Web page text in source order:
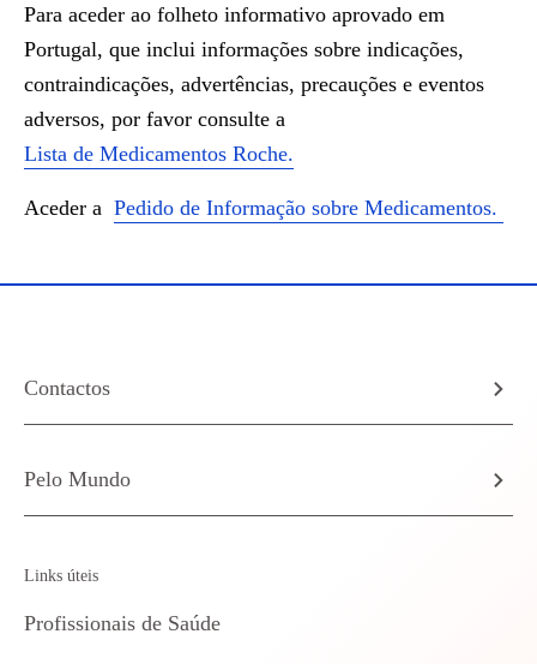
Para aceder ao folheto informativo aprovado em
Portugal, que inclui informações sobre indicações,
contraindicações, advertências, precauções e eventos
adversos, por favor consulte a
Lista de Medicamentos Roche.
Aceder a Pedido de Informação sobre Medicamentos.
Contactos
Pelo Mundo
Links úteis
Profissionais de Saúde